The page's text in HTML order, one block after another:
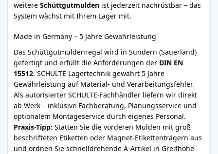
weitere Schüttgutmulden ist jederzeit nachrüstbar – das
System wächst mit Ihrem Lager mit.
Made in Germany – 5 Jahre Gewährleistung
Das Schüttgutmuldenregal wird in Sundern (Sauerland)
gefertigt und erfüllt die Anforderungen der DIN EN
15512. SCHULTE Lagertechnik gewährt 5 Jahre
Gewährleistung auf Material- und Verarbeitungsfehler.
Als autorisierter SCHULTE-Fachhändler liefern wir direkt
ab Werk – inklusive Fachberatung, Planungsservice und
optionalem Montageservice durch eigenes Personal.
Praxis-Tipp: Statten Sie die vorderen Mulden mit groß
beschrifteten Etiketten oder Magnet-Etikettenträgern aus
und ordnen Sie schnelldrehende A-Artikel in Greifhöhe